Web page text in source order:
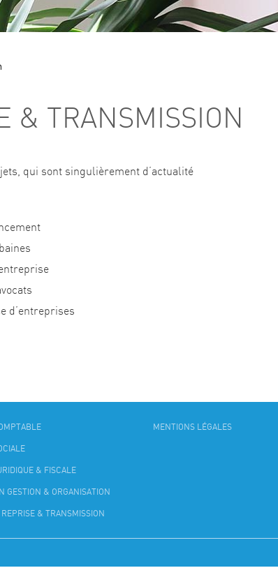
& TRANSMISSION
qui sont singulièrement d’actualité
d’entreprises
& FISCALE
GESTION & ORGANISATION
& TRANSMISSION
MENTIONS LÉGALES